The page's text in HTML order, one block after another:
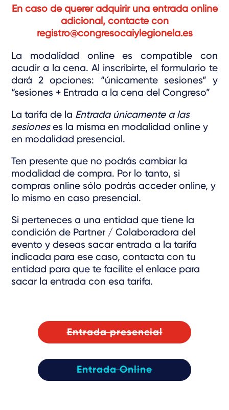
En caso de querer adquirir una entrada online
adicional, contacte con
registro@congresocaiylegionela.es
La modalidad online es compatible con
acudir a la cena. Al inscribirte, el formulario te
dará 2 opciones: “únicamente sesiones” y
“sesiones + Entrada a la cena del Congreso”
La tarifa de la Entrada únicamente a las
sesioneses la misma en modalidad online y
en modalidad presencial.
Ten presente que no podrás cambiar la
modalidad de compra. Por lo tanto, si
compras online sólo podrás acceder online, y
lo mismo en caso presencial.
Si perteneces a una entidad que tiene la
condición de Partner / Colaboradora del
evento y deseas sacar entrada a la tarifa
indicada para ese caso, contacta con tu
entidad para que te facilite el enlace para
sacar la entrada con esa tarifa.
Entrada presencial
Entrada Online